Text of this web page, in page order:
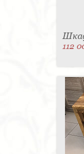
112